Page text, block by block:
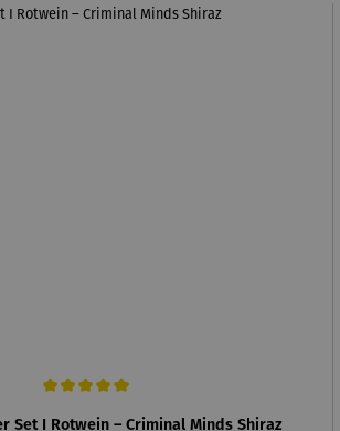
Set I Rotwein – Criminal Minds Shiraz